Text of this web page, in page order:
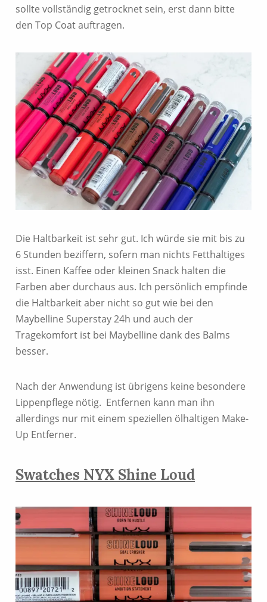
sollte vollständig getrocknet sein, erst dann bitte
den Top Coat auftragen.
Die Haltbarkeit ist sehr gut. Ich würde sie mit bis zu
6 Stunden beziffern, sofern man nichts Fetthaltiges
isst. Einen Kaffee oder kleinen Snack halten die
Farben aber durchaus aus. Ich persönlich empfinde
die Haltbarkeit aber nicht so gut wie bei den
Maybelline Superstay 24h und auch der
Tragekomfort ist bei Maybelline dank des Balms
besser.
Nach der Anwendung ist übrigens keine besondere
Lippenpflege nötig. Entfernen kann man ihn
allerdings nur mit einem speziellen ölhaltigen Make-
Up Entferner.
Swatches NYX Shine Loud